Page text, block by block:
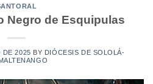
Negro de Esquipulas
DE 2025 BY DIÓCESIS DE SOLOLÁ-